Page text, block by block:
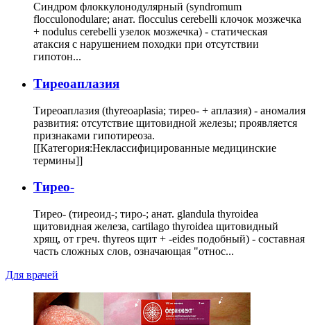
Синдром флоккулонодулярный (syndromum
flocculonodulare; анат. flocculus cerebelli клочок мозжечка
+ nodulus cerebelli узелок мозжечка) - статическая
атаксия с нарушением походки при отсутствии
гипотон...
Тиреоаплазия
Тиреоаплазия (thyreoaplasia; тирео- + аплазия) - аномалия
развития: отсутствие щитовидной железы; проявляется
признаками гипотиреоза.
[[Категория:Неклассифицированные медицинские
термины]]
Тирео-
Тирео- (тиреоид-; тиро-; анат. glandula thyroidea
щитовидная железа, cartilago thyroidea щитовидный
хрящ, от греч. thyreos щит + -eides подобный) - составная
часть сложных слов, означающая "относ...
Для врачей